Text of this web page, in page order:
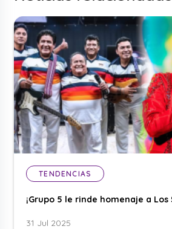
TENDENCIAS
¡Grupo 5 le rinde homenaje a Los
31 Jul 2025